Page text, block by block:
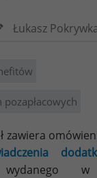
Łukasz
zawiera